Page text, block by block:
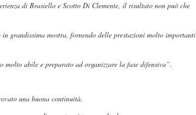
di Brasiello e Scotto Di Clemente, il risultato non può che
grandissima mostra, fornendo delle prestazioni molto importanti
molto abile e preparato ad organizzare la fase difensiva”.
una buona continuità.